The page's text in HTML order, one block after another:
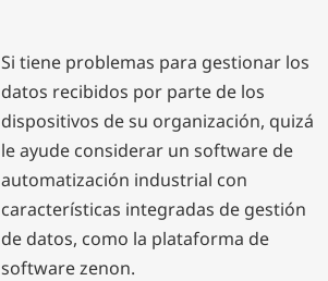
Si tiene problemas para gestionar los
datos recibidos por parte de los
dispositivos de su organización, quizá
le ayude considerar un software de
automatización industrial con
características integradas de gestión
de datos, como la plataforma de
software zenon.